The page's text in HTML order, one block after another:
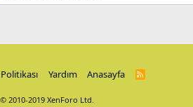
Yardım Anasayfa
R
© 2010-2019 XenForo Ltd.